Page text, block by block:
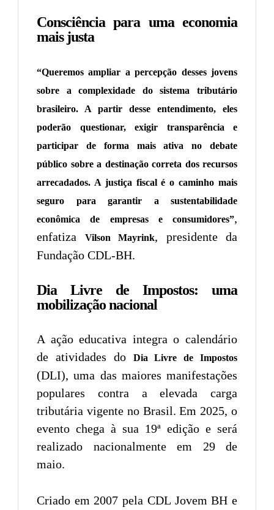
Consciência para uma economia
mais justa
“Queremos ampliar a percepção desses jovens
sobre a complexidade do sistema tributário
brasileiro. A partir desse entendimento, eles
poderão questionar, exigir transparência e
participar de forma mais ativa no debate
público sobre a destinação correta dos recursos
arrecadados. A justiça fiscal é o caminho mais
seguro para garantir a sustentabilidade
econômica de empresas e consumidores”,
enfatiza
Vilson Mayrink, presidente da
Fundação CDL-BH.
Dia Livre de Impostos: uma
mobilização nacional
A ação educativa integra o calendário
de atividades do
Dia Livre de Impostos
(DLI), uma das maiores manifestações
populares contra a elevada carga
tributária vigente no Brasil. Em 2025, o
evento chega à sua 19ª edição e será
realizado nacionalmente em 29 de
maio.
Criado em 2007 pela CDL Jovem BH e